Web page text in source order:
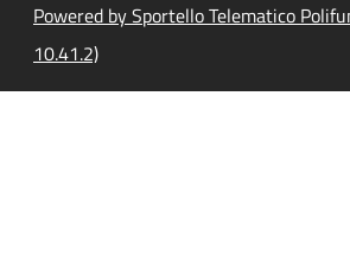
Powered by Sportello Telematico
10.41.2)